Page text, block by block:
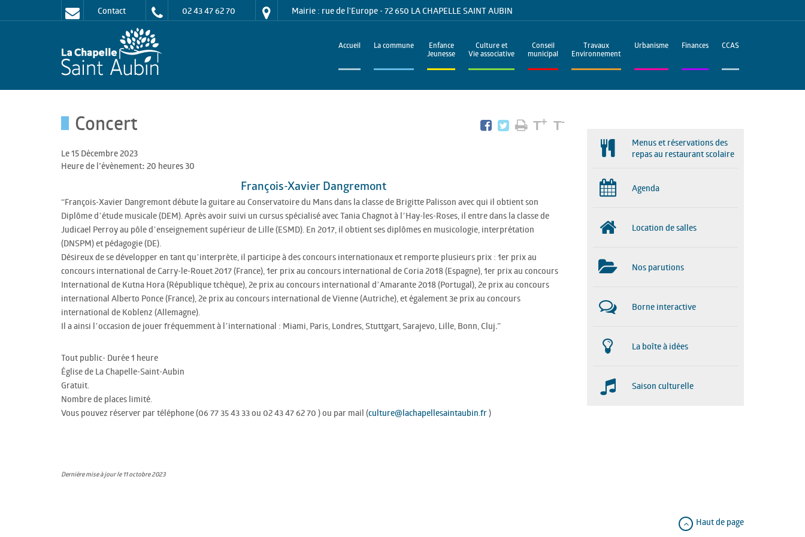
Contact 02 43 47 62 70 Mairie : rue de l'Europe - 72 650 LA CHAPELLE SAINT AUBIN
Accueil La commune
Enfance
Jeunesse
Culture et
Vie associative
Conseil
municipal
Travaux
Environnement
Urbanisme Finances CCAS
Concert T+ T-
Le 15 Décembre 2023
Heure de l'évènement: 20 heures 30
François-Xavier Dangremont
“François-Xavier Dangremont débute la guitare au Conservatoire du Mans dans la classe de Brigitte Palisson avec qui il obtient son
Diplôme d’étude musicale (DEM). Après avoir suivi un cursus spécialisé avec Tania Chagnot à l’Hay-les-Roses, il entre dans la classe de
Judicael Perroy au pôle d’enseignement supérieur de Lille (ESMD). En 2017, il obtient ses diplômes en musicologie, interprétation
(DNSPM) et pédagogie (DE).
Désireux de se développer en tant qu’interprète, il participe à des concours internationaux et remporte plusieurs prix : 1er prix au
concours international de Carry-le-Rouet 2017 (France), 1er prix au concours international de Coria 2018 (Espagne), 1er prix au concours
International de Kutna Hora (République tchèque), 2e prix au concours international d’Amarante 2018 (Portugal), 2e prix au concours
international Alberto Ponce (France), 2e prix au concours international de Vienne (Autriche), et également 3e prix au concours
international de Koblenz (Allemagne).
Il a ainsi l’occasion de jouer fréquemment à l’international : Miami, Paris, Londres, Stuttgart, Sarajevo, Lille, Bonn, Cluj.”
Tout public- Durée 1 heure
Église de La Chapelle-Saint-Aubin
Gratuit.
Nombre de places limité.
Vous pouvez réserver par téléphone (06 77 35 43 33 ou 02 43 47 62 70 ) ou par mail (culture@lachapellesaintaubin.fr)
Dernière mise à jour le 11 octobre 2023
Menus et réservations des
repas au restaurant scolaire
Agenda
Location de salles
Nos parutions
Borne interactive
La boîte à idées
Saison culturelle
Haut de page